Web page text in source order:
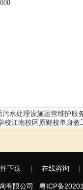
水处理设施运营维护服
校江南校区原财校单身
下载 在线咨询
有限公司 粤ICP备